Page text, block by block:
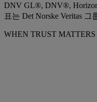
DNV GL®, DNV®, Horizon
표는 Det Norske Veritas
WHEN TRUST MATTERS